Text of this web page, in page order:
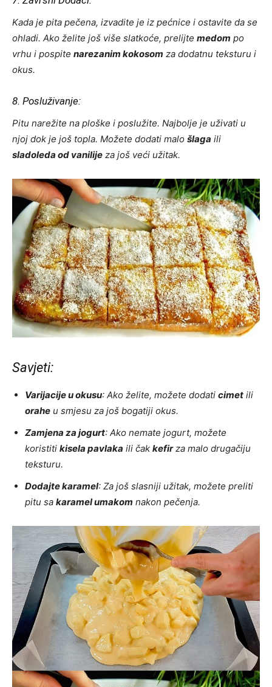
Kada je pita pečena, izvadite je iz pećnice i ostavite da se
ohladi. Ako želite još više slatkoće, prelijte medom po
vrhu i pospite narezanim kokosom za dodatnu teksturu i
okus.
8. Posluživanje:
Pitu narežite na ploške i poslužite. Najbolje je uživati u
njoj dok je još topla. Možete dodati malo šlaga ili
sladoleda od vanilije za još veći užitak.
Savjeti:
Varijacije u okusu: Ako želite, možete dodati cimet ili
orahe u smjesu za još bogatiji okus.
Zamjena za jogurt: Ako nemate jogurt, možete
koristiti kisela pavlaka ili čak kefirza malo drugačiju
teksturu.
Dodajte karamel: Za još slasniji užitak, možete preliti
pitu sa karamel umakom nakon pečenja.